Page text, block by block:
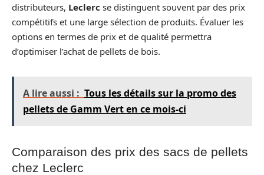
distributeurs, Leclerc se distinguent souvent par des prix
compétitifs et une large sélection de produits. Évaluer les
options en termes de prix et de qualité permettra
d’optimiser l’achat de pellets de bois.
A lire aussi : Tous les détails sur la promo des
pellets de Gamm Vert en ce mois-ci
Comparaison des prix des sacs de pellets
chez Leclerc